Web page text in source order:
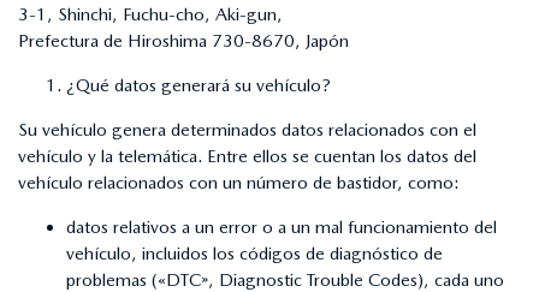
3-1, Shinchi, Fuchu-cho, Aki-gun,
Prefectura de Hiroshima 730-8670, Japón
¿Qué datos generará su vehículo?
Su vehículo genera determinados datos relacionados con el
vehículo y la telemática. Entre ellos se cuentan los datos del
vehículo relacionados con un número de bastidor, como:
datos relativos a un error o a un mal funcionamiento del
vehículo, incluidos los códigos de diagnóstico de
problemas («DTC», Diagnostic Trouble Codes), cada uno